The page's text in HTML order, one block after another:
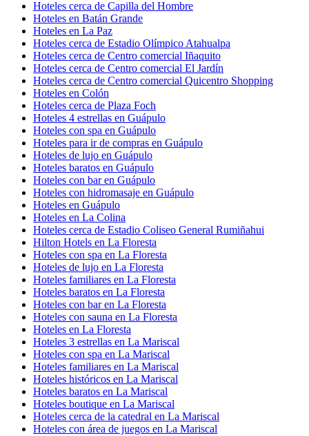
Hoteles cerca de Capilla del Hombre
Hoteles en Batán Grande
Hoteles en La Paz
Hoteles cerca de Estadio Olímpico Atahualpa
Hoteles cerca de Centro comercial Iñaquito
Hoteles cerca de Centro comercial El Jardín
Hoteles cerca de Centro comercial Quicentro Shopping
Hoteles en Colón
Hoteles cerca de Plaza Foch
Hoteles 4 estrellas en Guápulo
Hoteles con spa en Guápulo
Hoteles para ir de compras en Guápulo
Hoteles de lujo en Guápulo
Hoteles baratos en Guápulo
Hoteles con bar en Guápulo
Hoteles con hidromasaje en Guápulo
Hoteles en Guápulo
Hoteles en La Colina
Hoteles cerca de Estadio Coliseo General Rumiñahui
Hilton Hotels en La Floresta
Hoteles con spa en La Floresta
Hoteles de lujo en La Floresta
Hoteles familiares en La Floresta
Hoteles baratos en La Floresta
Hoteles con bar en La Floresta
Hoteles con sauna en La Floresta
Hoteles en La Floresta
Hoteles 3 estrellas en La Mariscal
Hoteles con spa en La Mariscal
Hoteles familiares en La Mariscal
Hoteles históricos en La Mariscal
Hoteles baratos en La Mariscal
Hoteles boutique en La Mariscal
Hoteles cerca de la catedral en La Mariscal
Hoteles con área de juegos en La Mariscal